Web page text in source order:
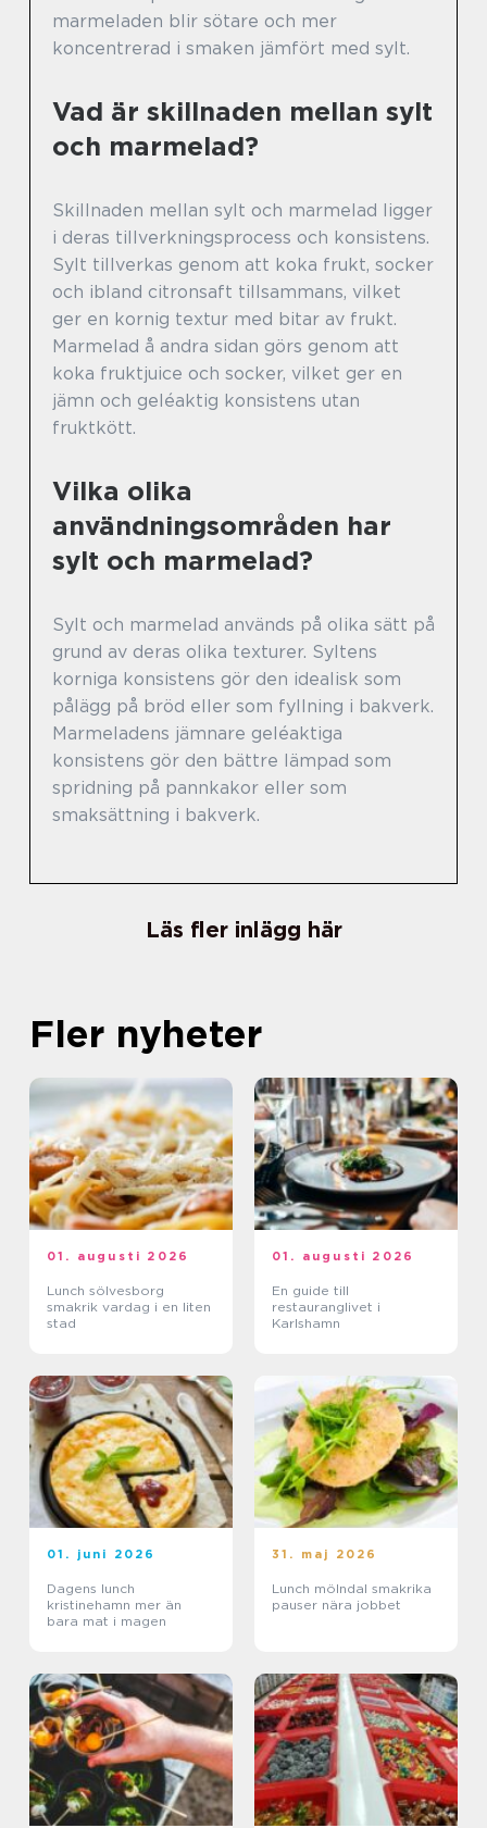
marmeladen blir sötare och mer
koncentrerad i smaken jämfört med sylt.
Vad är skillnaden mellan sylt
och marmelad?
Skillnaden mellan sylt och marmelad ligger
i deras tillverkningsprocess och konsistens.
Sylt tillverkas genom att koka frukt, socker
och ibland citronsaft tillsammans, vilket
ger en kornig textur med bitar av frukt.
Marmelad å andra sidan görs genom att
koka fruktjuice och socker, vilket ger en
jämn och geléaktig konsistens utan
fruktkött.
Vilka olika
användningsområden har
sylt och marmelad?
Sylt och marmelad används på olika sätt på
grund av deras olika texturer. Syltens
korniga konsistens gör den idealisk som
pålägg på bröd eller som fyllning i bakverk.
Marmeladens jämnare geléaktiga
konsistens gör den bättre lämpad som
spridning på pannkakor eller som
smaksättning i bakverk.
Läs fler inlägg här
Fler nyheter
01. augusti 2026
Lunch sölvesborg
smakrik vardag i en liten
stad
01. augusti 2026
En guide till
restauranglivet i
Karlshamn
01. juni 2026
Dagens lunch
kristinehamn mer än
bara mat i magen
31. maj 2026
Lunch mölndal smakrika
pauser nära jobbet